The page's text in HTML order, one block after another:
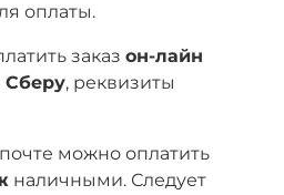
оплаты.
заказ он-лайн
Сберу, реквизиты
можно оплатить
наличными. Следует